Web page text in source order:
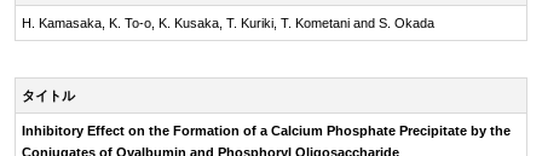
H. Kamasaka, K. To-o, K. Kusaka, T. Kuriki, T. Kometani and S. Okada
タイトル
Inhibitory Effect on the Formation of a Calcium Phosphate Precipitate by the
Conjugates of Ovalbumin and Phosphoryl Oligosaccharide